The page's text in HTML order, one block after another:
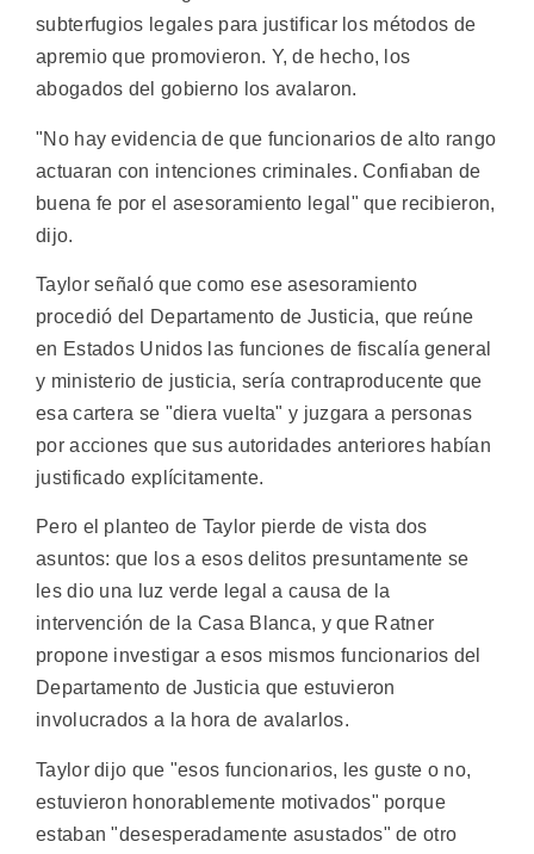
subterfugios legales para justificar los métodos de
apremio que promovieron. Y, de hecho, los
abogados del gobierno los avalaron.
"No hay evidencia de que funcionarios de alto rango
actuaran con intenciones criminales. Confiaban de
buena fe por el asesoramiento legal" que recibieron,
dijo.
Taylor señaló que como ese asesoramiento
procedió del Departamento de Justicia, que reúne
en Estados Unidos las funciones de fiscalía general
y ministerio de justicia, sería contraproducente que
esa cartera se "diera vuelta" y juzgara a personas
por acciones que sus autoridades anteriores habían
justificado explícitamente.
Pero el planteo de Taylor pierde de vista dos
asuntos: que los a esos delitos presuntamente se
les dio una luz verde legal a causa de la
intervención de la Casa Blanca, y que Ratner
propone investigar a esos mismos funcionarios del
Departamento de Justicia que estuvieron
involucrados a la hora de avalarlos.
Taylor dijo que "esos funcionarios, les guste o no,
estuvieron honorablemente motivados" porque
estaban "desesperadamente asustados" de otro